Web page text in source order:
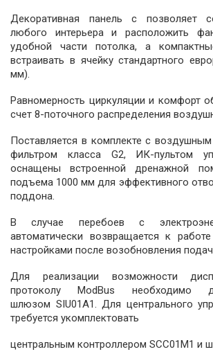
Декоративная панель с позволяет
любого интерьера и расположить
удобной части потолка, а
встраивать в ячейку стандартного
мм).
Равномерность циркуляции и комфорт
счет 8-поточного распределения
Поставляется в комплекте с
фильтром класса G2, ИК-пультом
оснащены встроенной дренажной
подъема 1000 мм для эффективного
поддона.
В случае перебоев с
автоматически возвращается к
настройками после возобновления
Для реализации возможности
протоколу ModBus необходимо
шлюзом SIU01A1. Для центрального
требуется укомплектовать
центральным контроллером SCC01M1 и